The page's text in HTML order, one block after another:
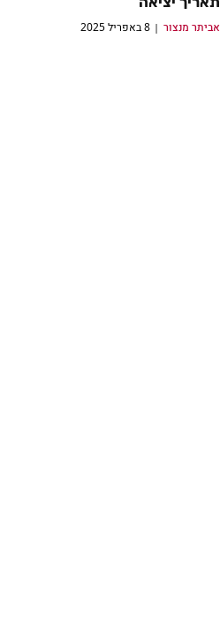
אביתר מנצור 8 באפריל 2025